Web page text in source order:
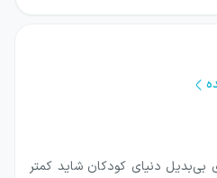
آزارگر که از اذیت‌کردن
در خانه‌ای بدون پنجره
حتی با یکدیگر هم مهربان
مروری بر زندگی رولد دال؛ راوی بی‌‎بدیل دنیای کودکان شاید کمتر